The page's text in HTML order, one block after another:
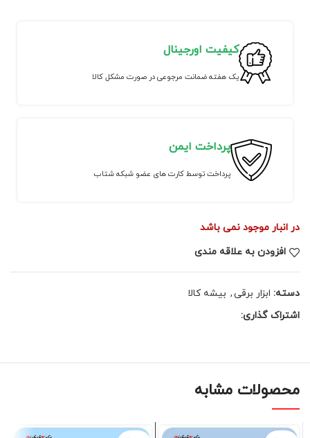
کیفیت اورجینال
یک هفته ضمانت مرجوعی در صورت مشکل کالا
پرداخت ایمن
پرداخت توسط کارت های عضو شبکه شتاب
در انبار موجود نمی باشد
افزودن به علاقه مندی
دسته: ابزار برقی, بیشه کالا
اشتراک گذاری:
محصولات مشابه